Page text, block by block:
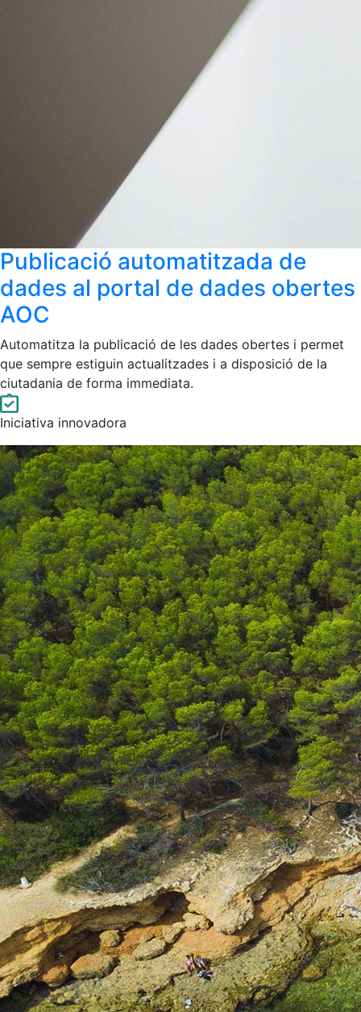
Publicació automatitzada de
dades al portal de dades obertes
AOC
Automatitza la publicació de les dades obertes i permet
que sempre estiguin actualitzades i a disposició de la
ciutadania de forma immediata.
Iniciativa innovadora